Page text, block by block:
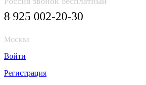
8 925 002-20-30
Москва
Войти
Регистрация